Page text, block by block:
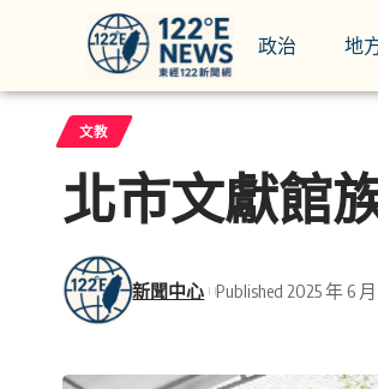
政治 地
文教
北市文獻館
新聞中心 Published 2025 年 6